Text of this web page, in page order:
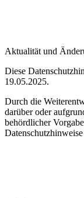
Aktualität und
Diese
19.05.2025.
Durch die
darüber oder
behördlicher